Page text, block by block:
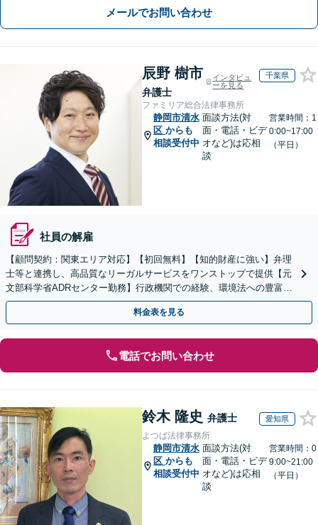
メールでお問い合わせ
辰野 樹市
弁護士
インタビュ
ーを見る
千葉県
ファミリア総合法律事務所
静岡市清水
区 からも
相談受付中
面談方法(対
面・電話・ビデ
オなど)は応相
談
営業時間：1
0:00~17:00
（平日）
社員の解雇
【顧問契約：関東エリア対応】【初回無料】【知的財産に強い】弁理
士等と連携し、高品質なリーガルサービスをワンストップで提供【元
文部科学省ADRセンター勤務】行政機関での経験、環境法への豊富な
知識を活かし、事業者さまの抱える問題を解決へ導きます
料金表を見る
電話でお問い合わせ
鈴木 隆史 弁護士 愛知県
よつば法律事務所
静岡市清水
区 からも
相談受付中
面談方法(対
面・電話・ビデ
オなど)は応相
談
営業時間：0
9:00~21:00
（平日）